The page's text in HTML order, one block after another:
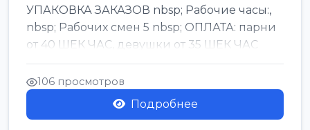
УПАКОВКА ЗАКАЗОВ nbsp; Рабочие часы:,
nbsp; Рабочих смен 5 nbsp; ОПЛАТА: парни
от 40 ШЕК ЧАС, девушки от 35 ШЕК ЧАС
БОНУСЫ 1500 ШЕК ...
106 просмотров
Подробнее